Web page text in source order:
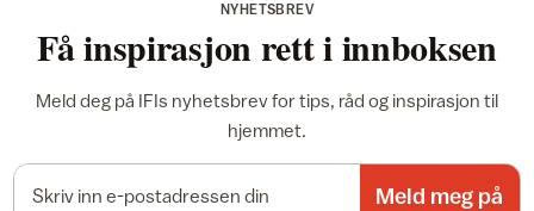
NYHETSBREV
Få inspirasjon rett i innboksen
Meld deg på IFIs nyhetsbrev for tips, råd og inspirasjon til
hjemmet.
Meld meg på